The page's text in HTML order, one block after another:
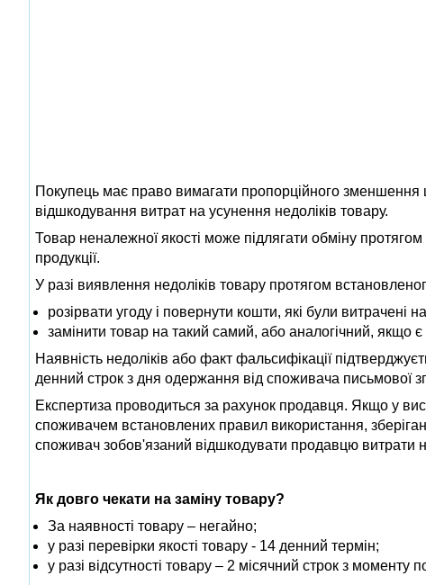
Покупець має право вимагати пропорційного зменшення
відшкодування витрат на усунення недоліків товару.
Товар неналежної якості може підлягати обміну
продукції.
У разі виявлення недоліків товару протягом
розірвати угоду і повернути кошти, які були витрачені
замінити товар на такий самий, або аналогічний, якщо
Наявність недоліків або факт фальсифікації
денний строк з дня одержання від споживача письмової
Експертиза проводиться за рахунок продавця. Якщо у
споживачем встановлених правил використання,
споживач зобов'язаний відшкодувати продавцю витрати
Як довго чекати на заміну товару?
За наявності товару – негайно;
у разі перевірки якості товару - 14 денний термін;
у разі відсутності товару – 2 місячний строк з моменту